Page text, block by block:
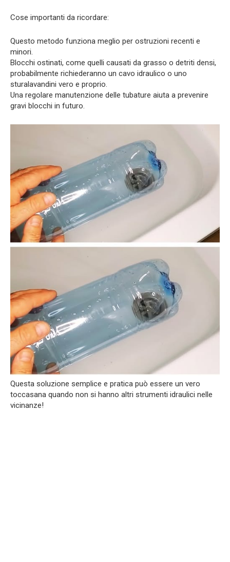
Cose importanti da ricordare:
Questo metodo funziona meglio per ostruzioni recenti e
minori.
Blocchi ostinati, come quelli causati da grasso o detriti densi,
probabilmente richiederanno un cavo idraulico o uno
sturalavandini vero e proprio.
Una regolare manutenzione delle tubature aiuta a prevenire
gravi blocchi in futuro.
Questa soluzione semplice e pratica può essere un vero
toccasana quando non si hanno altri strumenti idraulici nelle
vicinanze!